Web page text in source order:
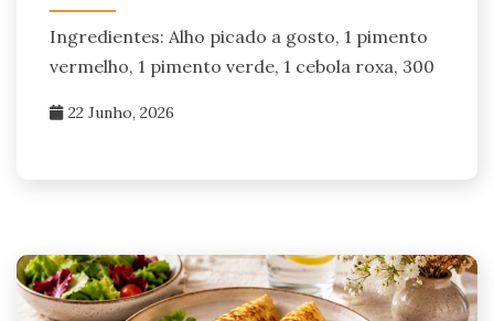
Ingredientes: Alho picado a gosto, 1 pimento
vermelho, 1 pimento verde, 1 cebola roxa, 300
22 Junho, 2026